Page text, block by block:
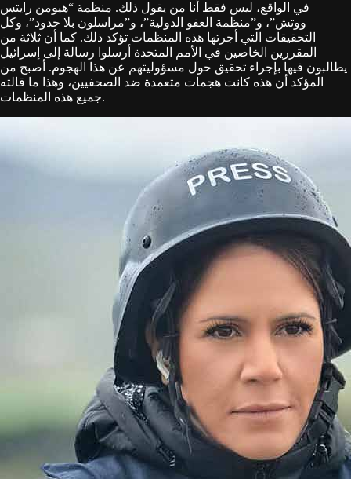
في الواقع، ليس فقط أنا من يقول ذلك. منظمة “هيومن رايتس
ووتش”، و”منظمة العفو الدولية”، و”مراسلون بلا حدود”، وكل
التحقيقات التي أجرتها هذه المنظمات تؤكد ذلك. كما أن ثلاثة من
المقررين الخاصين في الأمم المتحدة أرسلوا رسالة إلى إسرائيل
يطالبون فيها بإجراء تحقيق حول مسؤوليتهم عن هذا الهجوم. أصبح من
المؤكد أن هذه كانت هجمات متعمدة ضد الصحفيين، وهذا ما قالته
جميع هذه المنظمات.